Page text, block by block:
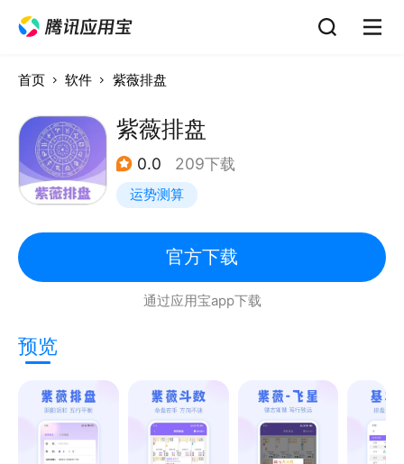
首页 软件 紫薇排盘
紫薇排盘
0.0 209下载
运势测算
官方下载
通过应用宝app下载
预览